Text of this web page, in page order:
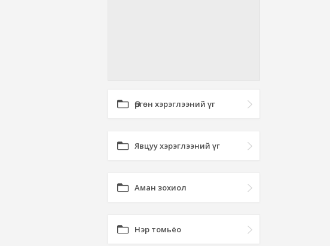
Өргөн хэрэглээний үг
Явцуу хэрэглээний үг
Аман зохиол
Нэр томьёо